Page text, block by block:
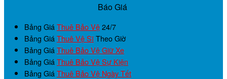
Báo Giá
Bảng Giá Thuê Bảo Vệ24/7
Bảng Giá Thuê Vệ SĩTheo Giờ
Bảng Giá Thuê Bảo Vệ Giữ Xe
Bảng Giá Thuê Bảo Vệ Sự Kiện
Bảng Giá Thuê Bảo Vệ Ngày Tết